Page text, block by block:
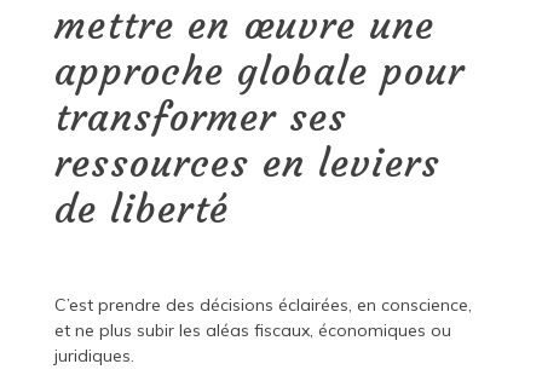
mettre en œuvre une
approche globale pour
transformer ses
ressources en leviers
de liberté
C’est prendre des décisions éclairées, en conscience,
et ne plus subir les aléas fiscaux, économiques ou
juridiques.